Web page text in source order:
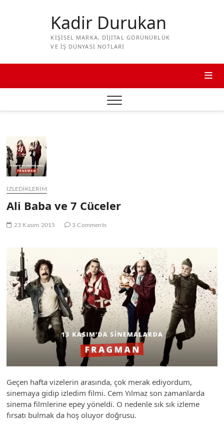
Kadir Durukan
KIŞISEL MARKA, DIJITAL GÖRÜNÜRLÜK
VE IŞ DÜNYASI NOTLARI
İZLEDIKLERIM
Ali Baba ve 7 Cüceler
23 Kasım 2015 3 Comments
Geçen hafta vizelerin arasında, çok merak ediyordum,
sinemaya gidip izledim filmi. Cem Yılmaz son zamanlarda
sinema filmlerine epey yöneldi. O nedenle sık sık izleme
fırsatı bulmak da hoş oluyor doğrusu.